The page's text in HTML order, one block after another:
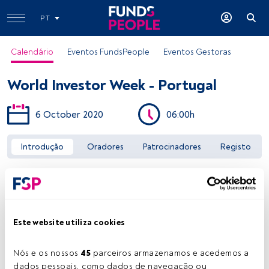
Este website utiliza cookies
Nós e os nossos 45 parceiros armazenamos e acedemos a
dados pessoais, como dados de navegação ou
PT
Calendário Eventos FundsPeople Eventos Gestoras
Aceder a FundsPeople
World Investor Week - Portugal
6 October 2020 06:00h
Introdução Oradores Patrocinadores Registo